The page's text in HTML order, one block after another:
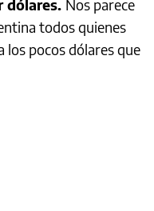
dólares. Nos parece
todos quienes
los pocos dólares que